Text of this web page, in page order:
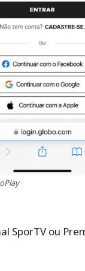
SporTV ou